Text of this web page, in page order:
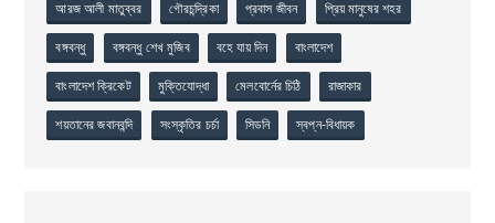
আরজ আলী মাতুব্বর গৌরচন্দ্রিকা প্রবাস জীবন প্রিয় মানুষের শহর
বঙ্গবন্ধু বঙ্গবন্ধু শেখ মুজিব বহে যায় দিন বাংলাদেশ
বাংলাদেশ ক্রিকেট মুক্তিযোদ্ধা মেলবোর্নের চিঠি রাজাকার
শয়তানের জবানবন্দি সংস্কৃতির চর্চা সিডনি স্বপ্ন-বিধায়ক